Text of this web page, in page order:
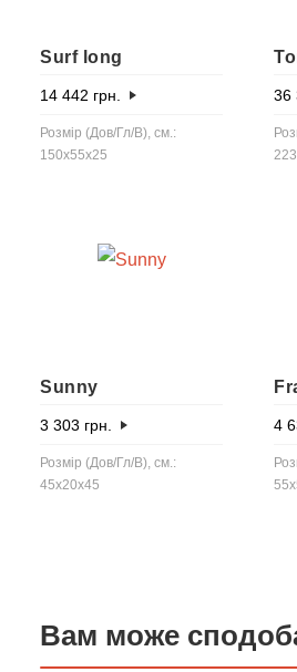
Surf long
14 442 грн.
Розмір (Дов/Гл/В), см.:
150x55x25
36
Sunny
3 303 грн.
Розмір (Дов/Гл/В), см.:
45x20x45
4
Вам може